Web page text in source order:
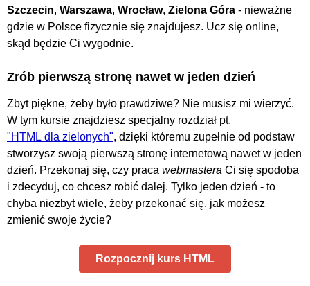
Szczecin, Warszawa, Wrocław, Zielona Góra - nieważne
gdzie w Polsce fizycznie się znajdujesz. Ucz się online,
skąd będzie Ci wygodnie.
Zrób pierwszą stronę nawet w jeden dzień
Zbyt piękne, żeby było prawdziwe? Nie musisz mi wierzyć.
W tym kursie znajdziesz specjalny rozdział pt.
"HTML dla zielonych", dzięki któremu zupełnie od podstaw
stworzysz swoją pierwszą stronę internetową nawet w jeden
dzień. Przekonaj się, czy praca webmastera Ci się spodoba
i zdecyduj, co chcesz robić dalej. Tylko jeden dzień - to
chyba niezbyt wiele, żeby przekonać się, jak możesz
zmienić swoje życie?
Rozpocznij kurs HTML